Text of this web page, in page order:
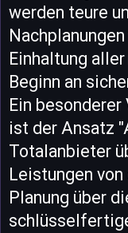
werden teure
Einhaltung
Beginn an
Ein
ist der Ansatz
Totalanbieter
Leistungen
Planung über